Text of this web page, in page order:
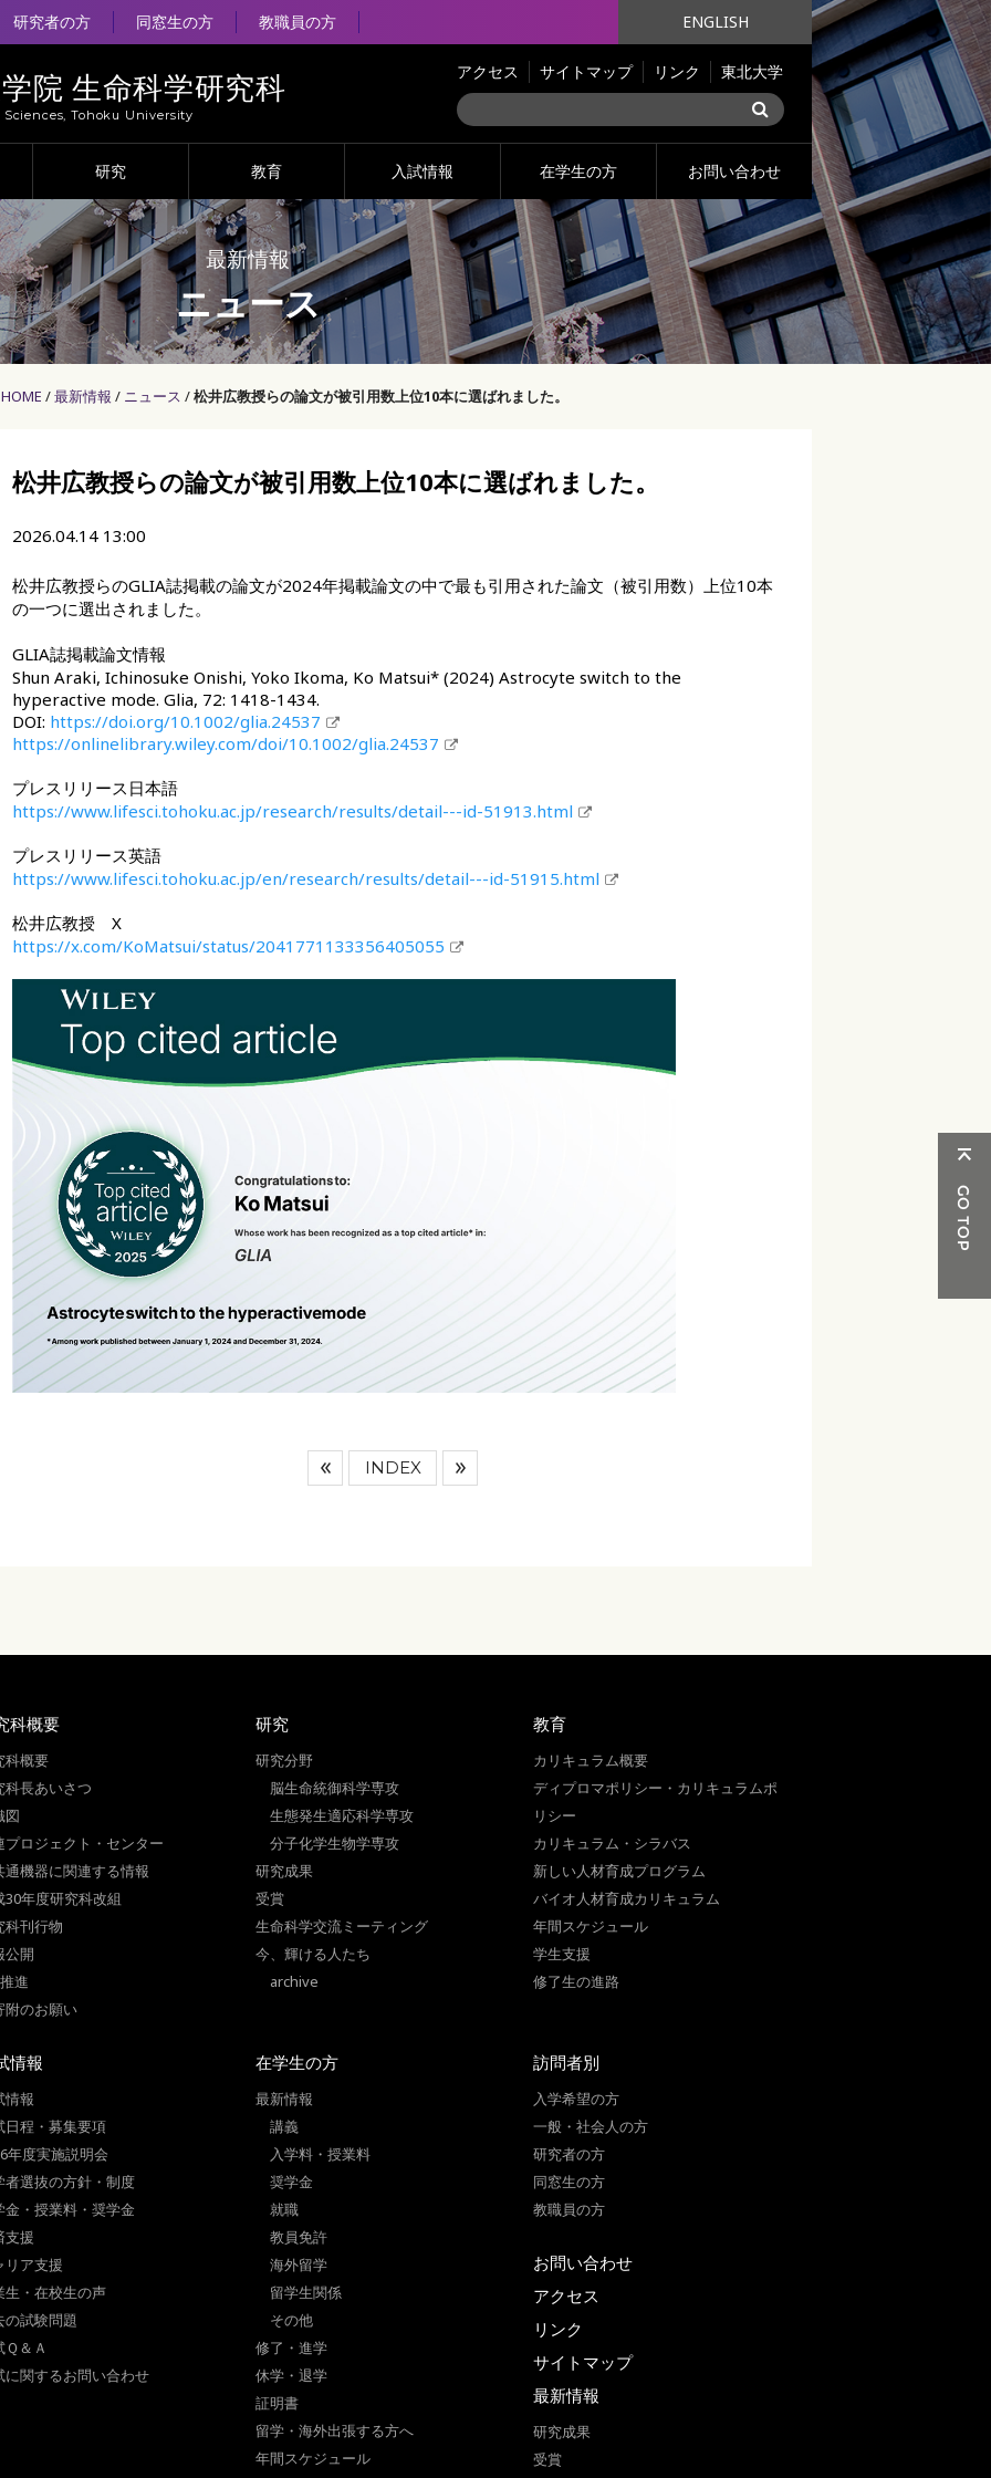
研究者の方 同窓生の方 教職員の方 ENGLISH
院 生命科学研究科
Tohoku University
アクセス サイトマップ リンク 東北大学
研究 教育 入試情報 在学生の方 お問い合わせ
最新情報
ニュース
HOME 最新情報 ニュース 松井広教授らの論文が被引用数上位10本に選ばれました。
松井広教授らの論文が被引用数上位10本に選ばれました。
2026.04.14 13:00
松井広教授らのGLIA誌掲載の論文が2024年掲載論文の中で最も引用された論文（被引用数）上位10本
の一つに選出されました。
GLIA誌掲載論文情報
Shun Araki, Ichinosuke Onishi, Yoko Ikoma, Ko Matsui* (2024) Astrocyte switch to the
hyperactive mode. Glia, 72: 1418-1434.
DOI: https://doi.org/10.1002/glia.24537
https://onlinelibrary.wiley.com/doi/10.1002/glia.24537
プレスリリース日本語
https://www.lifesci.tohoku.ac.jp/research/results/detail---id-51913.html
プレスリリース英語
https://www.lifesci.tohoku.ac.jp/en/research/results/detail---id-51915.html
松井広教授 X
https://x.com/KoMatsui/status/2041771133356405055
INDEX
科概要
科概要
科長あいさつ
図
プロジェクト・センター
通機器に関連する情報
30年度研究科改組
科刊行物
公開
進
附のお願い
研究
研究分野
脳生命統御科学専攻
生態発生適応科学専攻
分子化学生物学専攻
研究成果
受賞
生命科学交流ミーティング
今、輝ける人たち
archive
教育
カリキュラム概要
ディプロマポリシー・カリキュラムポ
リシー
カリキュラム・シラバス
新しい人材育成プログラム
バイオ人材育成カリキュラム
年間スケジュール
学生支援
修了生の進路
情報
情報
日程・募集要項
年度実施説明会
者選抜の方針・制度
金・授業料・奨学金
支援
リア支援
生・在校生の声
の試験問題
Ｑ＆Ａ
に関するお問い合わせ
在学生の方
最新情報
講義
入学料・授業料
奨学金
就職
教員免許
海外留学
留学生関係
その他
修了・進学
休学・退学
証明書
留学・海外出張する方へ
年間スケジュール
訪問者別
入学希望の方
一般・社会人の方
研究者の方
同窓生の方
教職員の方
お問い合わせ
アクセス
リンク
サイトマップ
最新情報
研究成果
受賞